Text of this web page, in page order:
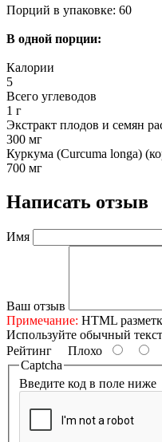
Порций в упаковке: 60
В одной порции:
Калории
5
Всего углеводов
1 г
Экстракт плодов и семян
300 мг
Куркума (Curcuma longa)
700 мг
Написать отзыв
Имя
Ваш отзыв
Примечание: HTML
Используйте обычный
Рейтинг Плохо
Captcha
Введите код в поле ниже